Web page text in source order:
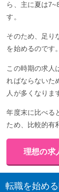
ら、主に夏は
す。
そのため、足り
を始めるのです。
この時期の求人
ればならないた
人が多くなりま
年度末に比べる
ため、比較的有
理想の求
転職を始め